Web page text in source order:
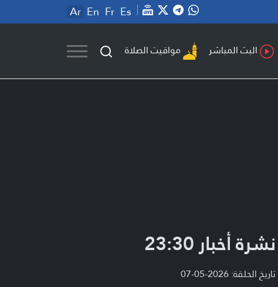
Ar En Fr Es
البث المباشر مواقيت الصلاة
نشرة أخبار 23:30
تاريخ الحلقة: 2026-05-07